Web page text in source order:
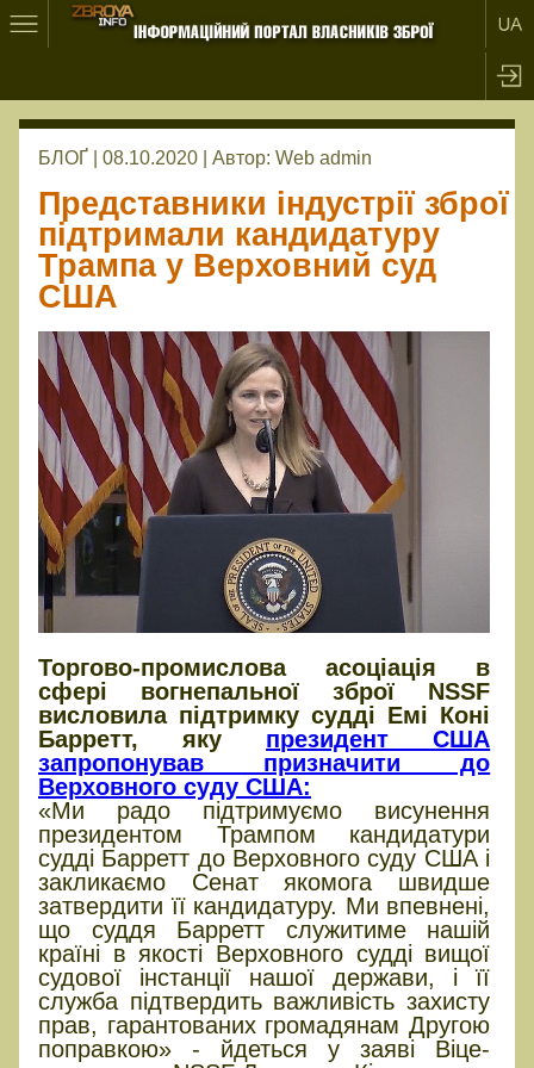
БЛОҐ | 08.10.2020 | Автор: Web admin
Представники індустрії зброї
підтримали кандидатуру
Трампа у Верховний суд
США
Торгово-промислова асоціація в
сфері вогнепальної зброї NSSF
висловила підтримку судді Емі Коні
Барретт, яку президент США
запропонував призначити до
Верховного суду США:
«Ми радо підтримуємо висунення
президентом Трампом кандидатури
судді Барретт до Верховного суду США і
закликаємо Сенат якомога швидше
затвердити її кандидатуру. Ми впевнені,
що суддя Барретт служитиме нашій
країні в якості Верховного судді вищої
судової інстанції нашої держави, і її
служба підтвердить важливість захисту
прав, гарантованих громадянам Другою
поправкою» - йдеться у заяві Віце-